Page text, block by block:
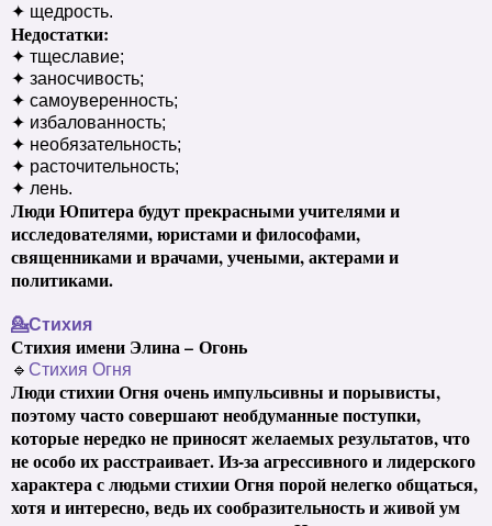
✦ щедрость.
Недостатки:
✦ тщеславие;
✦ заносчивость;
✦ самоуверенность;
✦ избалованность;
✦ необязательность;
✦ расточительность;
✦ лень.
Люди Юпитера будут прекрасными учителями и
исследователями, юристами и философами,
священниками и врачами, учеными, актерами и
политиками.
💁Стихия
Стихия имени Элина – Огонь
🔹 Стихия Огня
Люди стихии Огня очень импульсивны и порывисты,
поэтому часто совершают необдуманные поступки,
которые нередко не приносят желаемых результатов, что
не особо их расстраивает. Из-за агрессивного и лидерского
характера с людьми стихии Огня порой нелегко общаться,
хотя и интересно, ведь их сообразительность и живой ум